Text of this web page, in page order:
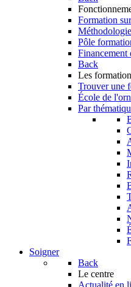
Formation
Méthodologie
Pôle
Financement
Back
Les
Trouver une
École de
Par
Soigner
Back
Le centre
Actualité en